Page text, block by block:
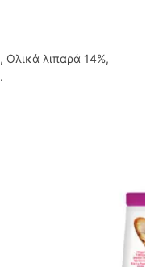
Ολικά λιπαρά 14%,